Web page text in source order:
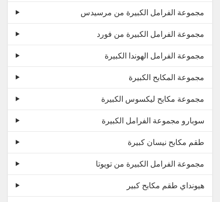
مجموعة الفرامل الكبيرة من مرسيدس
مجموعة الفرامل الكبيرة من فورد
مجموعة الفرامل الهوندا الكبيرة
مجموعة المكابح الكبيرة
مجموعة مكابح ليكسوس الكبيرة
سوبارو مجموعة الفرامل الكبيرة
طقم مكابح نيسان كبيرة
مجموعة الفرامل الكبيرة من تويوتا
هيونداي طقم مكابح كبير